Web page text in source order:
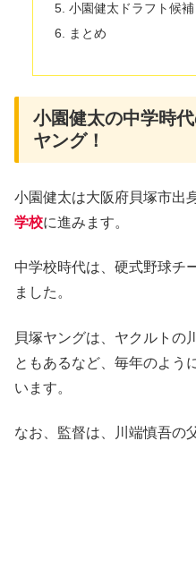
小園健太ドラフト候
まとめ
小園健太の中学時
ヤング！
小園健太は大阪府貝塚市出
学校に進みます。
中学校時代は、硬式野球チ
ました。
貝塚ヤングは、ヤクルトの
ともあるなど、毎年のよう
います。
なお、監督は、川端慎吾の